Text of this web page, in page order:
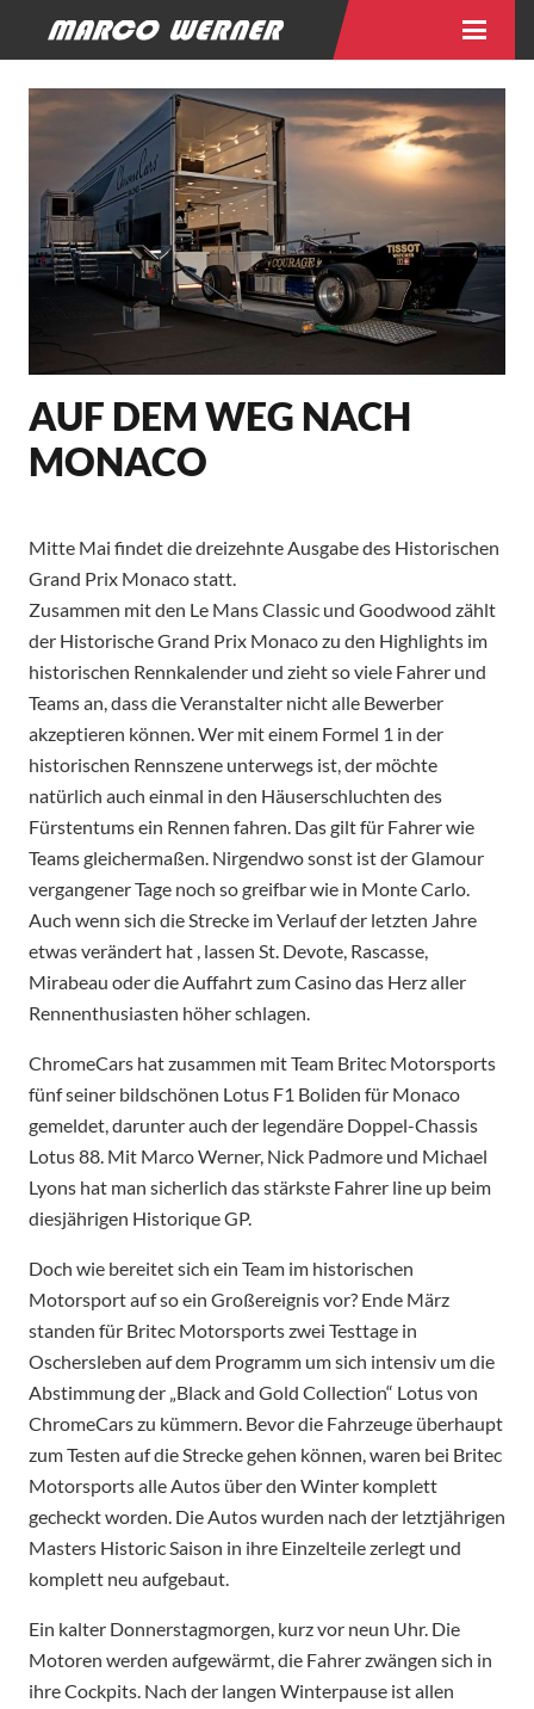
AUF DEM WEG NACH
MONACO
Mitte Mai findet die dreizehnte Ausgabe des Historischen
Grand Prix Monaco statt.
Zusammen mit den Le Mans Classic und Goodwood zählt
der Historische Grand Prix Monaco zu den Highlights im
historischen Rennkalender und zieht so viele Fahrer und
Teams an, dass die Veranstalter nicht alle Bewerber
akzeptieren können. Wer mit einem Formel 1 in der
historischen Rennszene unterwegs ist, der möchte
natürlich auch einmal in den Häuserschluchten des
Fürstentums ein Rennen fahren. Das gilt für Fahrer wie
Teams gleichermaßen. Nirgendwo sonst ist der Glamour
vergangener Tage noch so greifbar wie in Monte Carlo.
Auch wenn sich die Strecke im Verlauf der letzten Jahre
etwas verändert hat , lassen St. Devote, Rascasse,
Mirabeau oder die Auffahrt zum Casino das Herz aller
Rennenthusiasten höher schlagen.
ChromeCars hat zusammen mit Team Britec Motorsports
fünf seiner bildschönen Lotus F1 Boliden für Monaco
gemeldet, darunter auch der legendäre Doppel-Chassis
Lotus 88. Mit Marco Werner, Nick Padmore und Michael
Lyons hat man sicherlich das stärkste Fahrer line up beim
diesjährigen Historique GP.
Doch wie bereitet sich ein Team im historischen
Motorsport auf so ein Großereignis vor? Ende März
standen für Britec Motorsports zwei Testtage in
Oschersleben auf dem Programm um sich intensiv um die
Abstimmung der „Black and Gold Collection“ Lotus von
ChromeCars zu kümmern. Bevor die Fahrzeuge überhaupt
zum Testen auf die Strecke gehen können, waren bei Britec
Motorsports alle Autos über den Winter komplett
gecheckt worden. Die Autos wurden nach der letztjährigen
Masters Historic Saison in ihre Einzelteile zerlegt und
komplett neu aufgebaut.
Ein kalter Donnerstagmorgen, kurz vor neun Uhr. Die
Motoren werden aufgewärmt, die Fahrer zwängen sich in
ihre Cockpits. Nach der langen Winterpause ist allen